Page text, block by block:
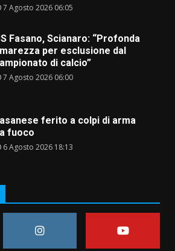
7 Agosto 2026 06:05
Fasano, Scianaro: “Profonda
per esclusione dal
di calcio”
7 Agosto 2026 06:00
ferito a colpi di arma
fuoco
6 Agosto 2026 18:13
aperture straordinarie del
di Fasano
6 Agosto 2026 14:16